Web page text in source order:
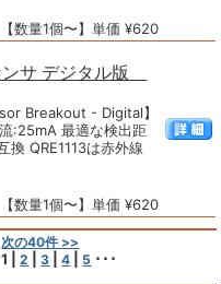
【数量1個〜】単価 ¥620
ンサ デジタル版
Breakout - Digital】
:25mA 最適な検出距
換 QRE1113は赤外線
【数量1個〜】単価 ¥620
次の40件 >>
1 |2 |3 |4 5 ･･･